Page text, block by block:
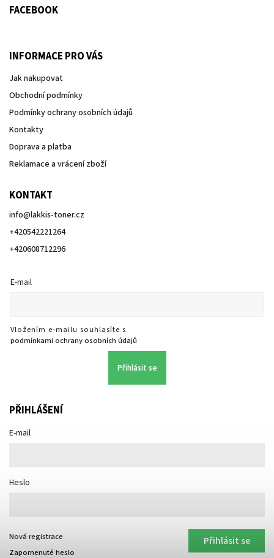
FACEBOOK
INFORMACE PRO VÁS
Jak nakupovat
Obchodní podmínky
Podmínky ochrany osobních údajů
Kontakty
Doprava a platba
Reklamace a vrácení zboží
KONTAKT
info@lakkis-toner.cz
+420542221264
+420608712296
E-mail
Vložením e-mailu souhlasíte s
podmínkami ochrany osobních údajů
Přihlásit se
PŘIHLÁŠENÍ
E-mail
Heslo
Přihlásit se
Nová registrace
Zapomenuté heslo